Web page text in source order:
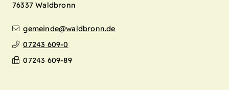
76337 Waldbronn
gemeinde@waldbronn.de
07243 609-0
07243 609-89